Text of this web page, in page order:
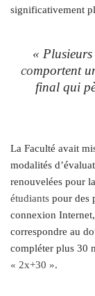
significativement
«
comportent
final qui
La Faculté avait
modalités
renouvelées pour
étudiants pour des
connexion
correspondre au
compléter plus 30
« 2x+30 ».